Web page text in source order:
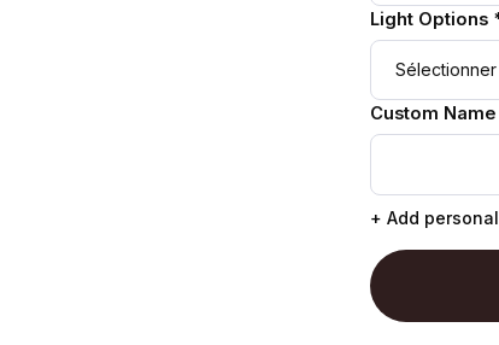
Light Options
Custom
+ Add